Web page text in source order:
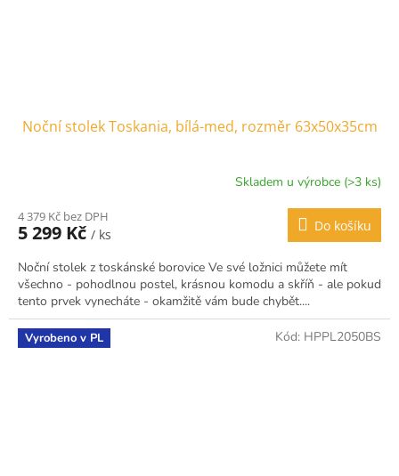
Noční stolek Toskania, bílá-med, rozměr 63x50x35cm
Skladem u výrobce (>3 ks)
4 379 Kč bez DPH
5 299 Kč / ks
Do košíku
Noční stolek z toskánské borovice Ve své ložnici můžete mít
všechno - pohodlnou postel, krásnou komodu a skříň - ale pokud
tento prvek vynecháte - okamžitě vám bude chybět....
Vyrobeno v PL Kód: HPPL2050BS